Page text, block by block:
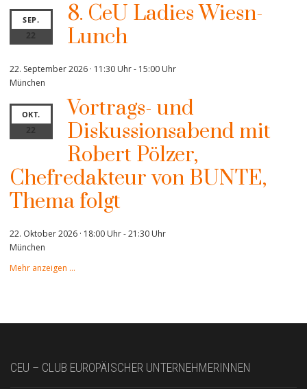
SEP.
22
8. CeU Ladies Wiesn-
Lunch
22. September 2026 · 11:30 Uhr- 15:00 Uhr
München
OKT.
22
Vortrags- und
Diskussionsabend mit
Robert Pölzer,
Chefredakteur von BUNTE,
Thema folgt
22. Oktober 2026 · 18:00 Uhr-21:30 Uhr
München
Mehr anzeigen …
CEU – CLUB EUROPÄISCHER UNTERNEHMERINNEN